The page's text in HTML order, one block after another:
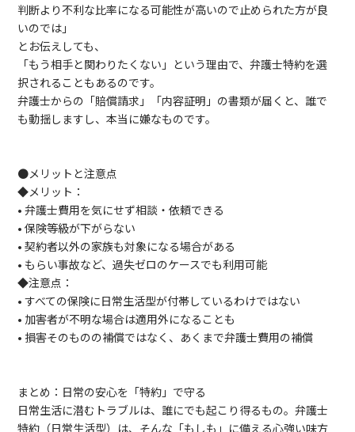
判断より不利な比率になる可能性が高いので止められた方が良
いのでは」
とお伝えしても、
「もう相手と関わりたくない」という理由で、弁護士特約を選
択されることもあるのです。
弁護士からの「賠償請求」「内容証明」の書類が届くと、誰で
も動揺しますし、本当に嫌なものです。
●メリットと注意点
◆メリット：
• 弁護士費用を気にせず相談・依頼できる
• 保険等級が下がらない
• 契約者以外の家族も対象になる場合がある
• もらい事故など、過失ゼロのケースでも利用可能
◆注意点：
• すべての保険に日常生活型が付帯しているわけではない
• 加害者が不明な場合は適用外になることも
• 損害そのものの補償ではなく、あくまで弁護士費用の補償
まとめ：日常の安心を「特約」で守る
日常生活に潜むトラブルは、誰にでも起こり得るもの。弁護士
特約（日常生活型）は、そんな「もしも」に備える心強い味方